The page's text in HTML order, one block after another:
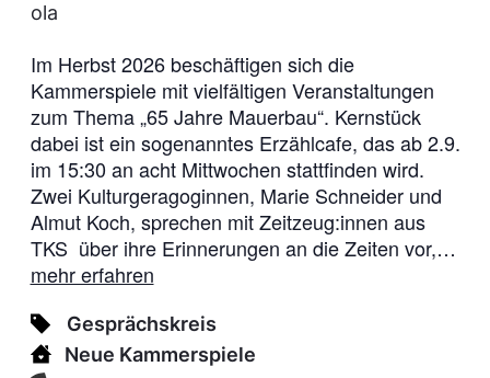
ola
Im Herbst 2026 beschäftigen sich die
Kammerspiele mit vielfältigen Veranstaltungen
zum Thema „65 Jahre Mauerbau“. Kernstück
dabei ist ein sogenanntes Erzählcafe, das ab 2.9.
im 15:30 an acht Mittwochen stattfinden wird.
Zwei Kulturgeragoginnen, Marie Schneider und
Almut Koch, sprechen mit Zeitzeug:innen aus
TKS über ihre Erinnerungen an die Zeiten vor,…
mehr erfahren
Gesprächskreis
Neue Kammerspiele